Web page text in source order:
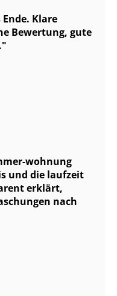
Klare
Bewertung, gute
wohnung
und die laufzeit
erklärt,
nach